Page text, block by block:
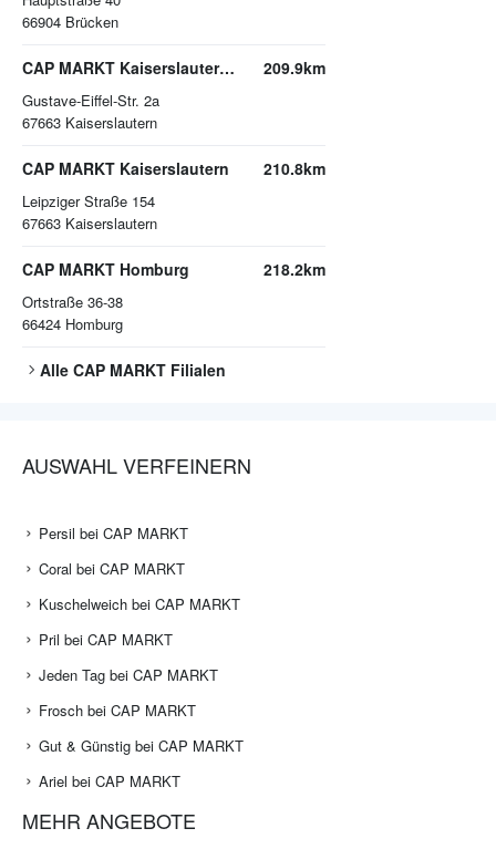
66904 Brücken
CAP MARKT Kaiserslautern-Bahnheim
Gustave-Eiffel-Str. 2a
67663 Kaiserslautern
209.9km
CAP MARKT Kaiserslautern
Leipziger Straße 154
67663 Kaiserslautern
210.8km
CAP MARKT Homburg
Ortstraße 36-38
66424 Homburg
218.2km
Alle CAP MARKT Filialen
AUSWAHL VERFEINERN
Persil bei CAP MARKT
Coral bei CAP MARKT
Kuschelweich bei CAP MARKT
Pril bei CAP MARKT
Jeden Tag bei CAP MARKT
Frosch bei CAP MARKT
Gut & Günstig bei CAP MARKT
Ariel bei CAP MARKT
MEHR ANGEBOTE